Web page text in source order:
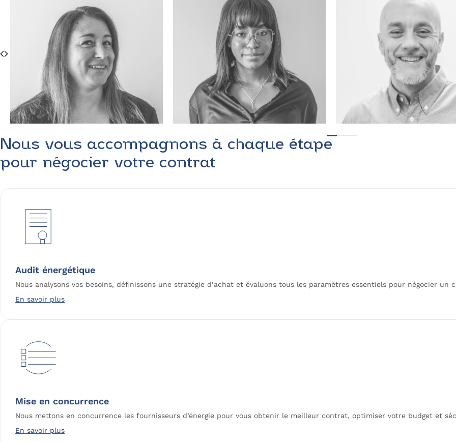
Nous vous accompagnons à chaque étape
pour négocier votre contrat
Audit énergétique
Nous analysons vos besoins, définissons une stratégie d’achat et évaluons tous les paramètres essentiels pour négocier un
En savoir plus
Mise en concurrence
Nous mettons en concurrence les fournisseurs d’énergie pour vous obtenir le meilleur contrat, optimiser votre budget et
En savoir plus